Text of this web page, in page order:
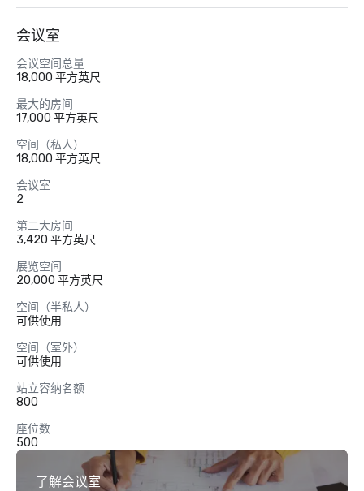
会议室
会议空间总量
18,000 平方英尺
最大的房间
17,000 平方英尺
空间（私人）
18,000 平方英尺
会议室
2
第二大房间
3,420 平方英尺
展览空间
20,000 平方英尺
空间（半私人）
可供使用
空间（室外）
可供使用
站立容纳名额
800
座位数
500
了解会议室